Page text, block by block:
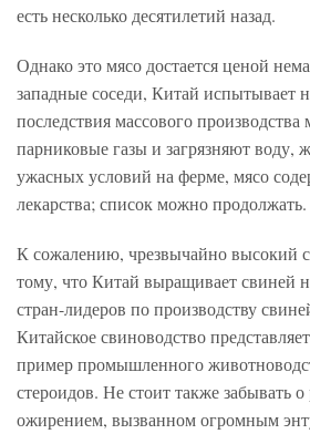
есть несколько десятилетий назад.
Однако это мясо достается ценой
западные соседи, Китай испытывает
последствия массового
парниковые газы и загрязняют воду,
ужасных условий на ферме, мясо
лекарства; список можно продолжать.
К сожалению, чрезвычайно высокий
тому, что Китай выращивает свиней
стран-лидеров по производству
Китайское свиноводство
пример промышленного
стероидов. Не стоит также забывать о
ожирением, вызванном огромным